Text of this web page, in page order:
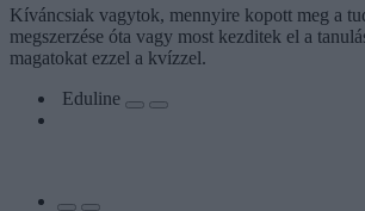
Kíváncsiak vagytok, mennyire kopott meg a
megszerzése óta vagy most kezditek el a
magatokat ezzel a kvízzel.
Eduline